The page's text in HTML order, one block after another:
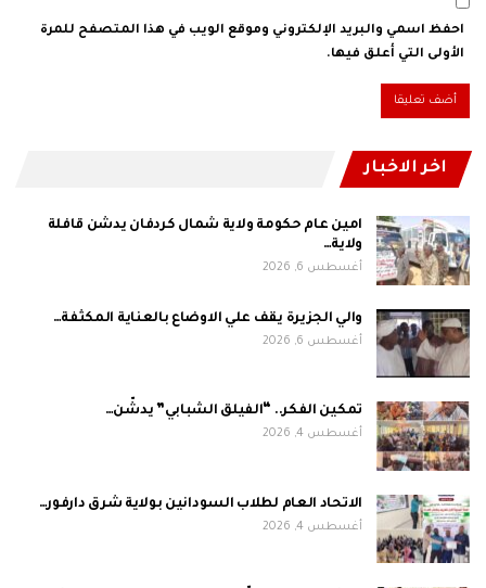
احفظ اسمي والبريد الإلكتروني وموقع الويب في هذا المتصفح للمرة
الأولى التي أعلق فيها.
اخر الاخبار
امين عام حكومة ولاية شمال كردفان يدشن قافلة
ولاية…
أغسطس 6, 2026
والي الجزيرة يقف علي الاوضاع بالعناية المكثفة…
أغسطس 6, 2026
تمكين الفكر.. “الفيلق الشبابي” يدشّن…
أغسطس 4, 2026
الاتحاد العام لطلاب السودانين بولاية شرق دارفور…
أغسطس 4, 2026